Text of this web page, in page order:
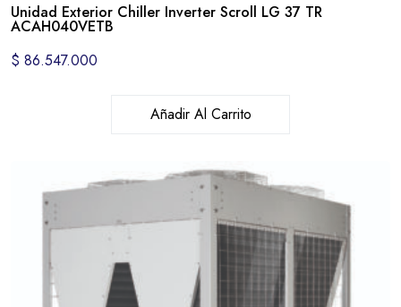
Unidad Exterior Chiller Inverter Scroll LG 37 TR
ACAH040VETB
$ 86.547.000
Añadir Al Carrito